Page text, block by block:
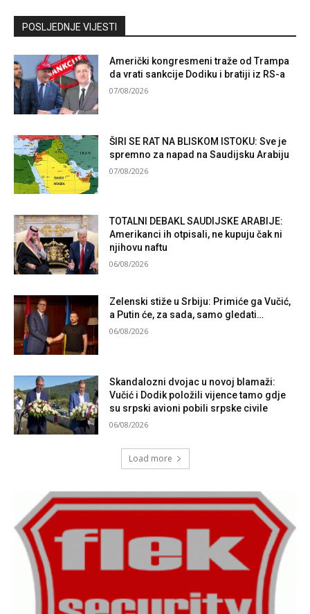
Kontaktirajte nas
POSLJEDNJE VIJESTI
Američki kongresmeni traže od Trampa
da vrati sankcije Dodiku i bratiji iz RS-a
07/08/2026
ŠIRI SE RAT NA BLISKOM ISTOKU: Sve je
spremno za napad na Saudijsku Arabiju
07/08/2026
TOTALNI DEBAKL SAUDIJSKE ARABIJE:
Amerikanci ih otpisali, ne kupuju čak ni
njihovu naftu
06/08/2026
Zelenski stiže u Srbiju: Primiće ga Vučić,
a Putin će, za sada, samo gledati…
06/08/2026
Skandalozni dvojac u novoj blamaži:
Vučić i Dodik položili vijence tamo gdje
su srpski avioni pobili srpske civile
06/08/2026
Load more